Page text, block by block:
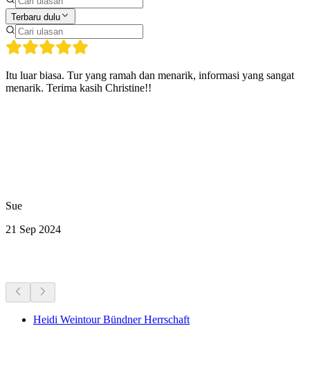
Terbaru dulu
Itu luar biasa. Tur yang ramah dan menarik, informasi yang sangat
menarik. Terima kasih Christine!!
Sue
21 Sep 2024
Heidi Weintour Bündner Herrschaft